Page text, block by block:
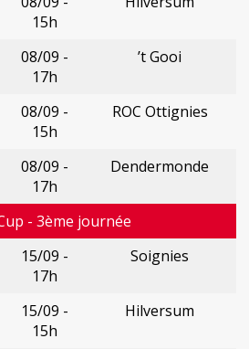
15h
08/09 -
17h
’t Gooi
08/09 -
15h
ROC Ottignies
08/09 -
17h
Dendermonde
- 3ème journée
15/09 -
17h
Soignies
15/09 -
15h
Hilversum